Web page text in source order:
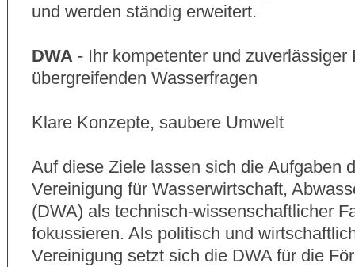
und werden ständig erweitert.
DWA - Ihr kompetenter und zuverlässiger
übergreifenden Wasserfragen
Klare Konzepte, saubere Umwelt
Auf diese Ziele lassen sich die Aufgaben
Vereinigung für Wasserwirtschaft,
(DWA) als technisch-wissenschaftlicher
fokussieren. Als politisch und
Vereinigung setzt sich die DWA für die